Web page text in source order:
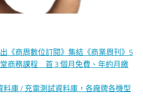
《商周數位訂閱》集結《商業周刊》5
商務課程 首 3 個月免費、年約月繳
料庫 / 充電測試資料庫，各廠牌各機型